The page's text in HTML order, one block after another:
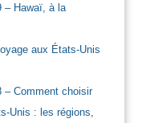
– Hawaï, à la
aux États-Unis
– Comment choisir
Unis : les régions,